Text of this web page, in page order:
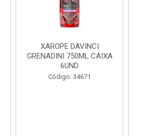
XAROPE DAVINCI
GRENADINI 750ML CAIXA
6UND
Código: 34671